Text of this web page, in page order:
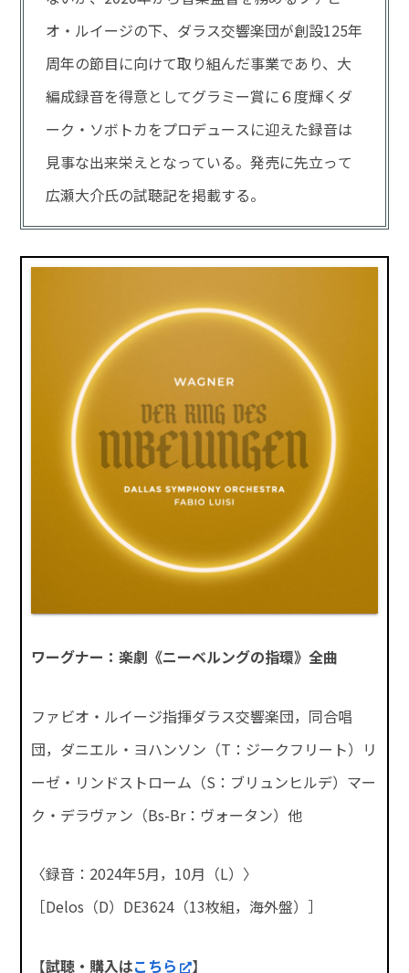
オ・ルイージの下、ダラス交響楽団が創設125年
周年の節目に向けて取り組んだ事業であり、大
編成録音を得意としてグラミー賞に６度輝くダ
ーク・ソボトカをプロデュースに迎えた録音は
見事な出来栄えとなっている。発売に先立って
広瀬大介氏の試聴記を掲載する。
ワーグナー：楽劇《ニーベルングの指環》全曲
ファビオ・ルイージ指揮ダラス交響楽団，同合唱
団，ダニエル・ヨハンソン（T：ジークフリート）リ
ーゼ・リンドストローム（S：ブリュンヒルデ）マー
ク・デラヴァン（Bs-Br：ヴォータン）他
〈録音：2024年5月，10月（L）〉
［Delos（D）DE3624（13枚組，海外盤）］
【試聴・購入はこちら 】